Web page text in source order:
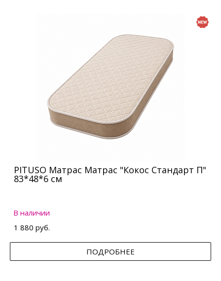
PITUSO Матрас Матрас "Кокос Стандарт П"
83*48*6 см
В наличии
1 880 руб.
ПОДРОБНЕЕ